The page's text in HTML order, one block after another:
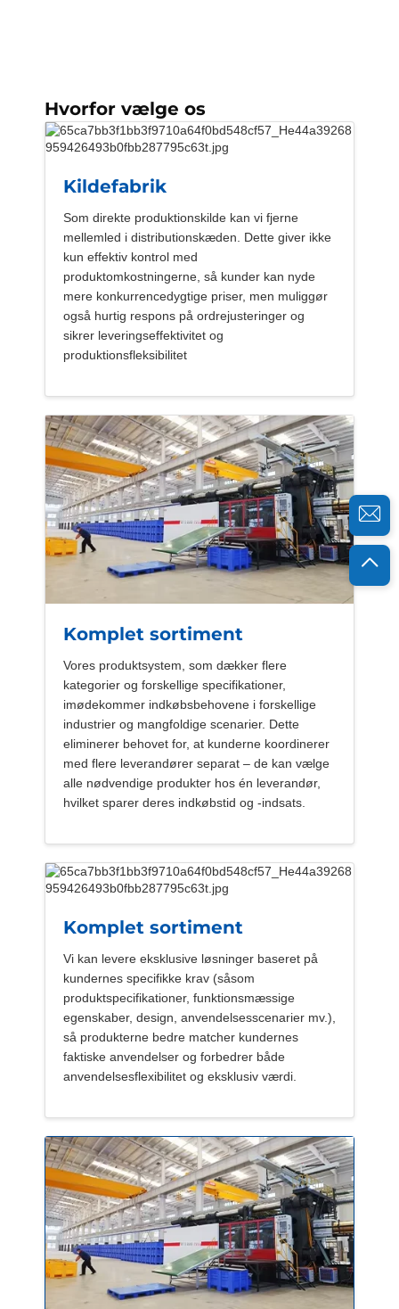
Hvorfor vælge os
Kildefabrik
Som direkte produktionskilde kan vi fjerne
mellemled i distributionskæden. Dette giver ikke
kun effektiv kontrol med
produktomkostningerne, så kunder kan nyde
mere konkurrencedygtige priser, men muliggør
også hurtig respons på ordrejusteringer og
sikrer leveringseffektivitet og
produktionsfleksibilitet
Komplet sortiment
Vores produktsystem, som dækker flere
kategorier og forskellige specifikationer,
imødekommer indkøbsbehovene i forskellige
industrier og mangfoldige scenarier. Dette
eliminerer behovet for, at kunderne koordinerer
med flere leverandører separat – de kan vælge
alle nødvendige produkter hos én leverandør,
hvilket sparer deres indkøbstid og -indsats.
Komplet sortiment
Vi kan levere eksklusive løsninger baseret på
kundernes specifikke krav (såsom
produktspecifikationer, funktionsmæssige
egenskaber, design, anvendelsesscenarier mv.),
så produkterne bedre matcher kundernes
faktiske anvendelser og forbedrer både
anvendelsesflexibilitet og eksklusiv værdi.